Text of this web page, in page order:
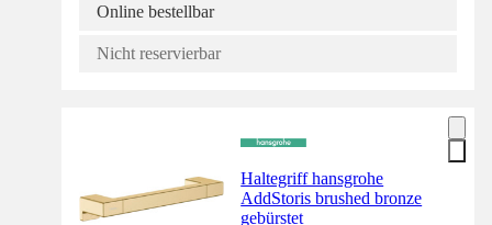
Online bestellbar
Nicht reservierbar
Haltegriff hansgrohe
AddStoris brushed bronze
gebürstet